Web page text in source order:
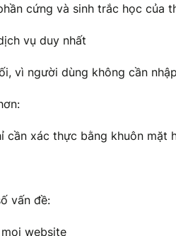
cứng và sinh trắc học của
vụ duy nhất
vì người dùng không cần
cần xác thực bằng khuôn mặt
vấn đề:
website